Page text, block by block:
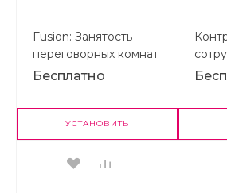
Fusion: Занятость
переговорных комнат
Бесплатно
УСТАНОВИТЬ